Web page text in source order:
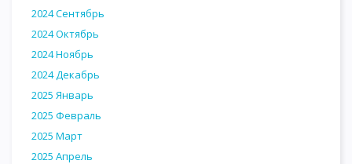
2024 Сентябрь
2024 Октябрь
2024 Ноябрь
2024 Декабрь
2025 Январь
2025 Февраль
2025 Март
2025 Апрель